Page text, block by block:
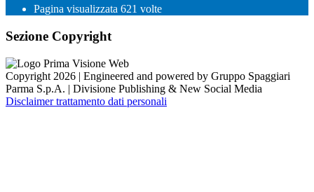
Pagina visualizzata 621 volte
Sezione Copyright
Copyright 2026 | Engineered and powered by Gruppo Spaggiari
Parma S.p.A. | Divisione Publishing & New Social Media
Disclaimer trattamento dati personali